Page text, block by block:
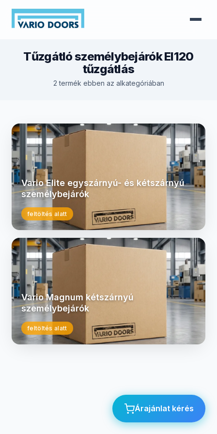
Tűzgátló személybejárók EI120
tűzgátlás
2 termék ebben az alkategóriában
Vario Elite egyszárnyú- és kétszárnyú
személybejárók
feltöltés alatt
Vario Magnum kétszárnyú
személybejárók
feltöltés alatt
Árajánlat kérés